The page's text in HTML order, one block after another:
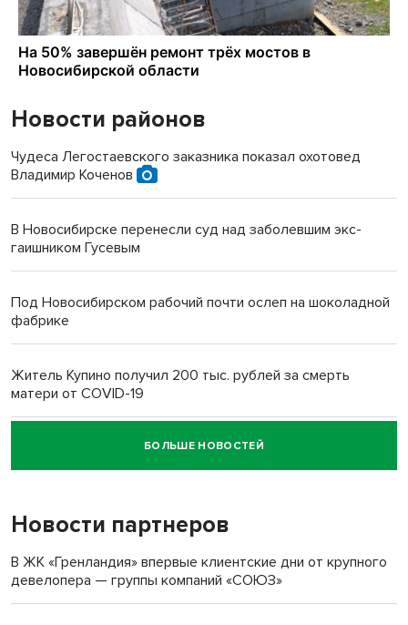
Новости районов
Чудеса Легостаевского заказника показал охотовед
Владимир Коченов
В Новосибирске перенесли суд над заболевшим экс-
гаишником Гусевым
Под Новосибирском рабочий почти ослеп на шоколадной
фабрике
Житель Купино получил 200 тыс. рублей за смерть
матери от COVID-19
Новосибирский суд наказал водителя за смерть
пенсионерки на вокзале
БОЛЬШЕ НОВОСТЕЙ
Новости партнеров
В ЖК «Гренландия» впервые клиентские дни от крупного
девелопера — группы компаний «СОЮЗ»